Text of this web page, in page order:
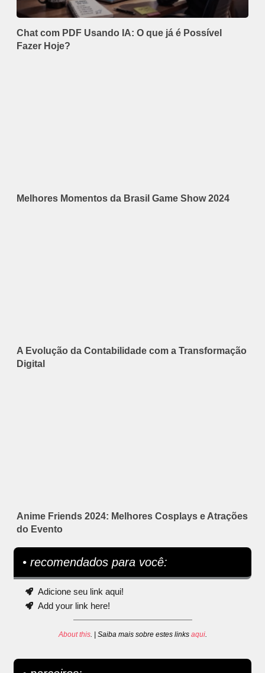
Chat com PDF Usando IA: O que já é Possível
Fazer Hoje?
Melhores Momentos da Brasil Game Show 2024
A Evolução da Contabilidade com a Transformação
Digital
Anime Friends 2024: Melhores Cosplays e Atrações
do Evento
• recomendados para você:
Adicione seu link aqui!
Add your link here!
About this. | Saiba mais sobre estes links aqui.